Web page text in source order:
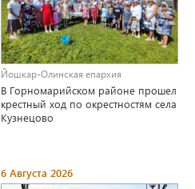
Йошкар-Олинская епархия
В Горномарийском районе прошел
крестный ход по окрестностям села
Кузнецово
6 Августа 2026